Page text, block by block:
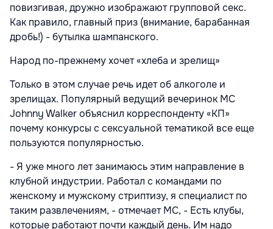
повизгивая, дружно изображают групповой секс.
Как правило, главный приз (внимание, барабанная
дробь!) - бутылка шампанского.
Народ по-прежнему хочет «хлеба и зрелищ»
Только в этом случае речь идет об алкоголе и
зрелищах. Популярный ведущий вечеринок MC
Johnny Walker объяснил корреспонденту «КП»
почему конкурсы с сексуальной тематикой все еще
пользуются популярностью.
- Я уже много лет занимаюсь этим направление в
клубной индустрии. Работал с командами по
женскому и мужскому стриптизу, я специалист по
таким развлечениям, - отмечает MC, - Есть клубы,
которые работают почти каждый день. Им надо